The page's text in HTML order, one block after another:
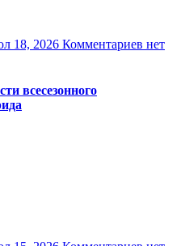
18, 2026 Комментариев нет
всесезонного